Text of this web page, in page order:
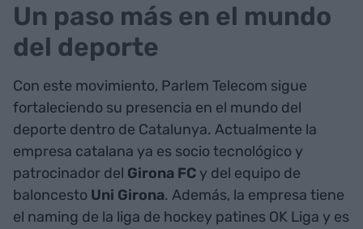
Un paso más en el mundo
del deporte
Con este movimiento, Parlem Telecom sigue
fortaleciendo su presencia en el mundo del
deporte dentro de Catalunya. Actualmente la
empresa catalana ya es socio tecnológico y
patrocinador del Girona FC y del equipo de
baloncesto Uni Girona. Además, la empresa tiene
el naming de la liga de hockey patines OK Liga y es